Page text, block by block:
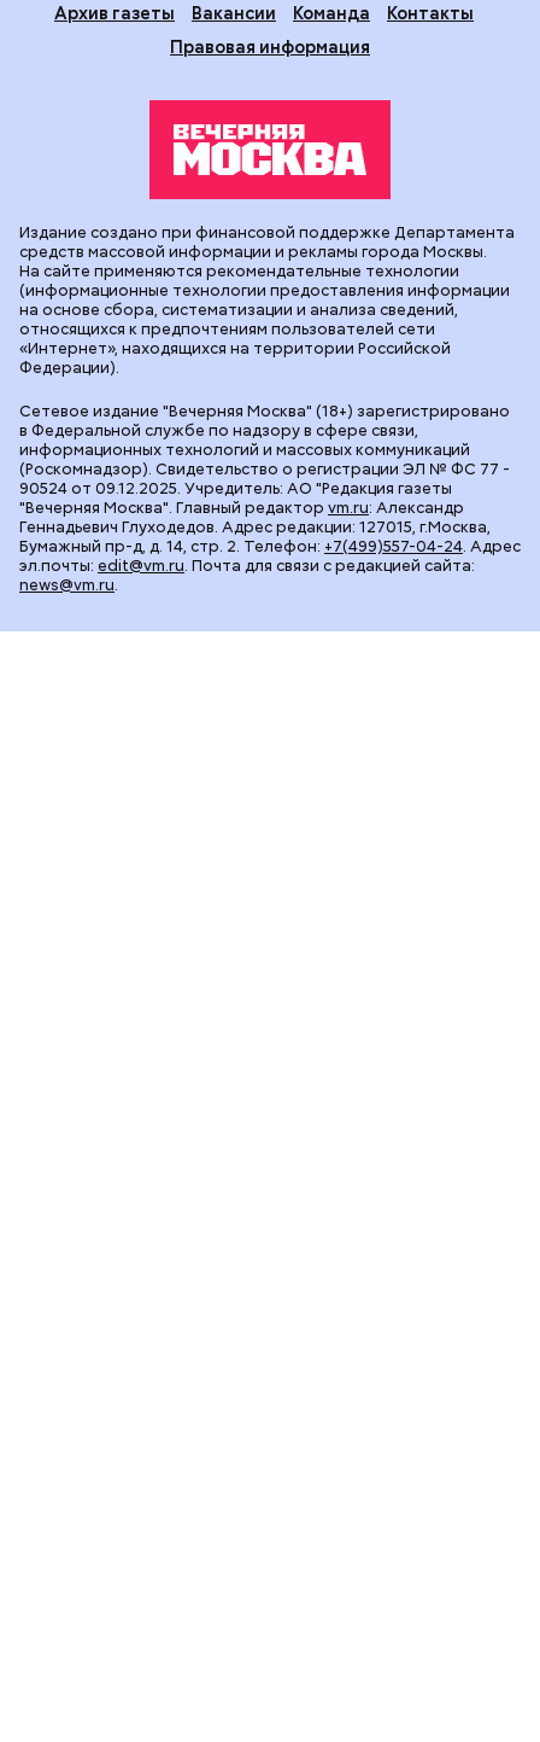
Архив газеты
Вакансии Команда
Контакты
Правовая информация
Сетевое издание "Вечерняя Москва" (18+) зарегистрировано
в Федеральной службе по надзору в сфере связи,
информационных технологий и массовых коммуникаций
(Роскомнадзор). Свидетельство о регистрации ЭЛ № ФС 77 -
90524 от 09.12.2025. Учредитель: АО "Редакция газеты
"Вечерняя Москва". Главный редактор vm.ru: Александр
Геннадьевич Глуходедов. Адрес редакции: 127015, г.Москва,
Бумажный пр-д, д. 14, стр. 2. Телефон: +7(499)557-04-24. Адрес
эл.почты: edit@vm.ru. Почта для связи с редакцией сайта:
news@vm.ru.
Издание создано при финансовой поддержке Департамента
средств массовой информации и рекламы города Москвы.
На сайте применяются рекомендательные технологии
(информационные технологии предоставления информации
на основе сбора, систематизации и анализа сведений,
относящихся к предпочтениям пользователей сети
«Интернет», находящихся на территории Российской
Федерации).